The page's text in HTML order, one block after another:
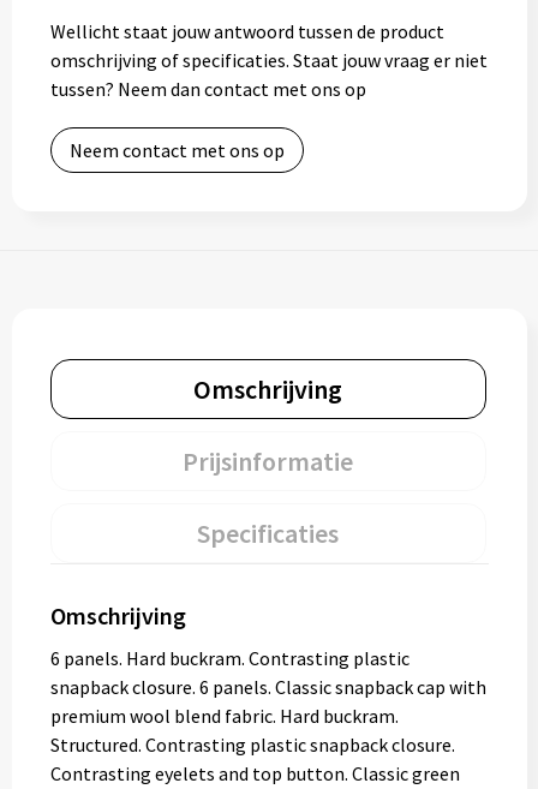
Wellicht staat jouw antwoord tussen de product
omschrijving of specificaties. Staat jouw vraag er niet
tussen? Neem dan contact met ons op
Neem contact met ons op
Omschrijving
Prijsinformatie
Specificaties
Omschrijving
6 panels. Hard buckram. Contrasting plastic
snapback closure. 6 panels. Classic snapback cap with
premium wool blend fabric. Hard buckram.
Structured. Contrasting plastic snapback closure.
Contrasting eyelets and top button. Classic green